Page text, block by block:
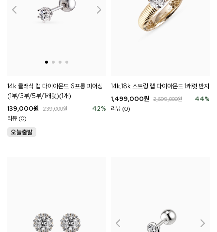
14k 클래식 랩 다이아몬드 6프롱 피어싱
(1부/3부/5부/1캐럿)(1개)
42%
139,000원 239,000원
리뷰 (0)
14k,18k 스트링 랩 다이아몬드 1캐럿 반지
44%
1,499,000원 2,699,000원
리뷰 (0)